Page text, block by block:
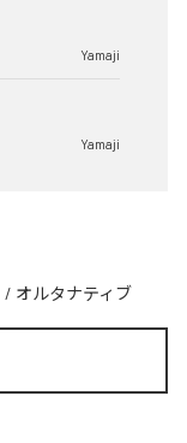
Yamaji
Yamaji
/ オルタナティブ